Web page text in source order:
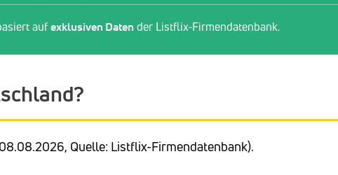
aufexklusiven Daten der Listflix-Firmendatenbank.
Quelle: Listflix-Firmendatenbank).